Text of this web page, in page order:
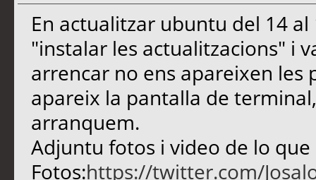
En actualitzar ubuntu del 14
"instalar les actualitzacions" i
arrencar no ens apareixen les
apareix la pantalla de
arranquem.
Adjuntu fotos i video de lo que
Fotos:https://twitter.com/